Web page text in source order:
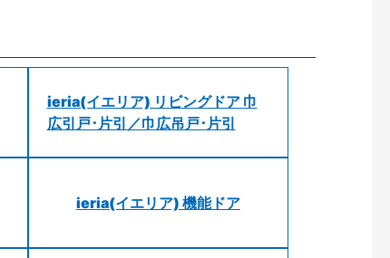
ieria(イエリア) リビングドア 巾
広引戸･片引／巾広吊戸･片引
ieria(イエリア) 機能ドア